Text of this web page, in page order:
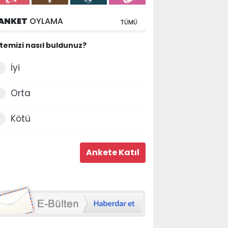
OYLAMA TÜMÜ
nasıl buldunuz?
İyi
Orta
Kötü